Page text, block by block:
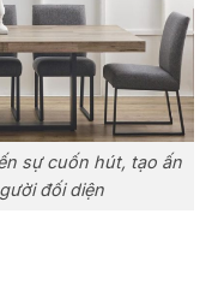
sự cuốn hút, tạo ấn
đối diện